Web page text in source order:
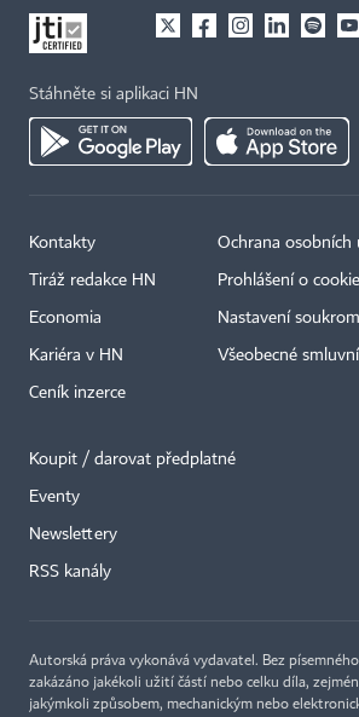
Stáhněte si aplikaci HN
Kontakty
Tiráž redakce HN
Economia
Kariéra v HN
Ceník inzerce
Ochrana osobních
Prohlášení o
Nastavení
Všeobecné
Koupit / darovat předplatné
Eventy
Newslettery
RSS kanály
Autorská práva vykonává vydavatel. Bez
zakázáno jakékoli užití částí nebo celku díla,
jakýmkoli způsobem, mechanickým nebo